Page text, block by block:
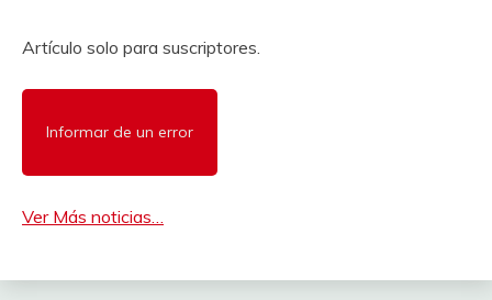
Artículo solo para suscriptores.
Informar de un error
Ver Más noticias…